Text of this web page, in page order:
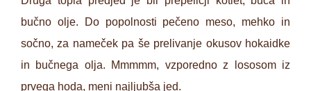
bučno olje. Do popolnosti pečeno meso, mehko in
sočno, za nameček pa še prelivanje okusov hokaidke
in bučnega olja. Mmmmm, vzporedno z lososom iz
prvega hoda, meni najljubša jed.